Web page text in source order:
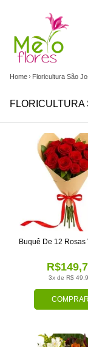
Home Floricultura São
FLORICULTURA
COMPRAR
3x de R$
Buquê De 12 Rosas